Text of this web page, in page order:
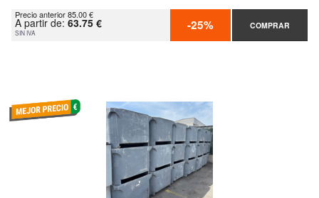
Precio anterior 85.00 €
A partir de: 63.75 €
SIN IVA -25% COMPRAR